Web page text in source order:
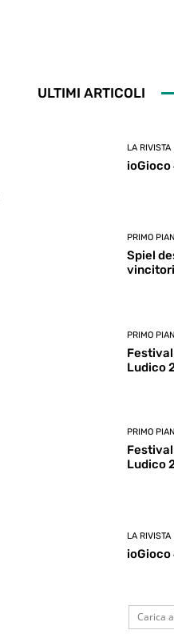
ULTIMI ARTICOLI
LA RIVISTA
ioGioco
PRIMO
Spiel
vincitori
PRIMO
Ludico
PRIMO
Ludico
LA RIVISTA
ioGioco
Carica